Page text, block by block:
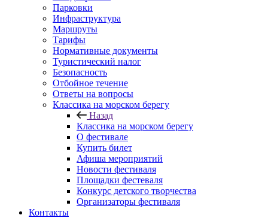
Парковки
Инфраструктура
Маршруты
Тарифы
Нормативные документы
Туристический налог
Безопасность
Отбойное течение
Ответы на вопросы
Классика на морском берегу
Назад
Классика на морском берегу
О фестивале
Купить билет
Афиша мероприятий
Новости фестиваля
Площадки фестеваля
Конкурс детского творчества
Организаторы фестиваля
Контакты